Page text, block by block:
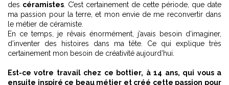
des céramistes . C’est certainement de cette période, que date
ma passion pour la terre, et mon envie de me reconvertir dans
le métier de céramiste.
En ce temps, je rêvais énormément, j’avais besoin d’imaginer,
d’inventer des histoires dans ma tête. Ce qui explique très
certainement mon besoin de créativité aujourd’hui.
Est-ce votre travail chez ce bottier, à 14 ans, qui vous a
ensuite inspiré ce beau métier et créé cette passion pour